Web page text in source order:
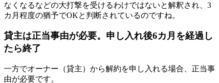
なくなるなどの大打撃を受けるわけではないと解釈され、3
カ月程度の猶予でOKと判断されているのですね。
貸主は正当事由が必要。申し入れ後6カ月を経過し
たら終了
一方でオーナー（貸主）から解約を申し入れる場合、正当事
由が必要です。